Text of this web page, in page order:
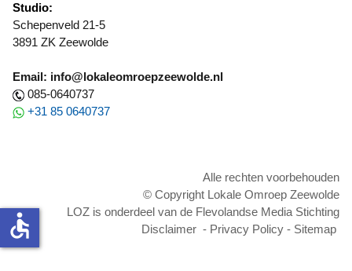
Studio:
Schepenveld 21-5
3891 ZK Zeewolde
Email: info@lokaleomroepzeewolde.nl
085-0640737
+31 85 0640737
Alle rechten voorbehouden
© Copyright Lokale Omroep Zeewolde
LOZ is onderdeel van de Flevolandse Media Stichting
Disclaimer - Privacy Policy - Sitemap
accessible